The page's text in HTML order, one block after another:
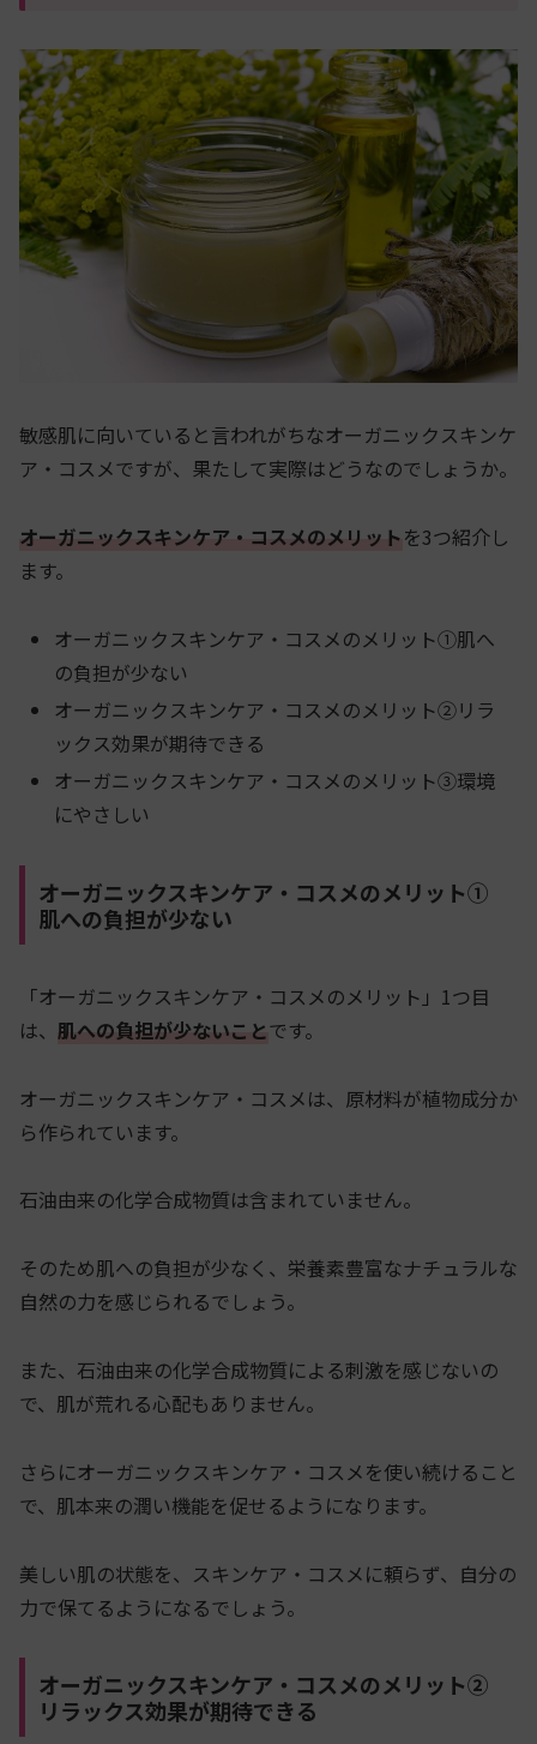
敏感肌に向いていると言われがちなオーガニックスキンケ
ア・コスメですが、果たして実際はどうなのでしょうか。
オーガニックスキンケア・コスメのメリットを3つ紹介し
ます。
オーガニックスキンケア・コスメのメリット①肌へ
の負担が少ない
オーガニックスキンケア・コスメのメリット②リラ
ックス効果が期待できる
オーガニックスキンケア・コスメのメリット③環境
にやさしい
オーガニックスキンケア・コスメのメリット①
肌への負担が少ない
「オーガニックスキンケア・コスメのメリット」1つ目
は、 肌への負担が少ないことです。
オーガニックスキンケア・コスメは、原材料が植物成分か
ら作られています。
石油由来の化学合成物質は含まれていません。
そのため肌への負担が少なく、栄養素豊富なナチュラルな
自然の力を感じられるでしょう。
また、石油由来の化学合成物質による刺激を感じないの
で、肌が荒れる心配もありません。
さらにオーガニックスキンケア・コスメを使い続けること
で、肌本来の潤い機能を促せるようになります。
美しい肌の状態を、スキンケア・コスメに頼らず、自分の
力で保てるようになるでしょう。
オーガニックスキンケア・コスメのメリット②
リラックス効果が期待できる